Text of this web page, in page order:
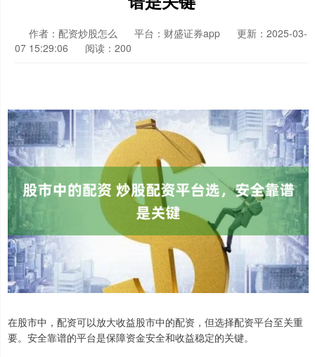
作者：配资炒股怎么 平台：财盛证券app
更新：2025-03-
07 15:29:06
阅读：200
在股市中，配资可以放大收益股市中的配资，但选择配资平台至关重
要。安全靠谱的平台是保障资金安全和收益稳定的关键。